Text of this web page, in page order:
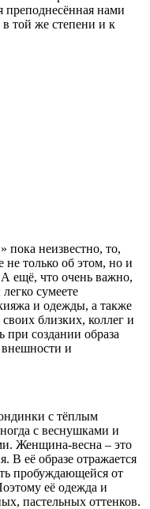
преподнесённая нами
той же степени и к
пока неизвестно, то,
не только об этом, но и
ещё, что очень важно,
сумеете
и одежды, а также
близких, коллег и
создании образа
внешности и
с тёплым
с веснушками и
Женщина-весна – это
В её образе отражается
пробуждающейся от
её одежда и
пастельных оттенков.